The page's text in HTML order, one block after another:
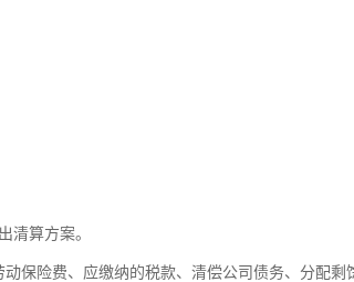
清算方案。
保险费、应缴纳的税款、清偿公司债务、分配剩